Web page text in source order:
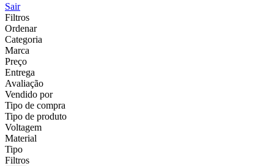
Sair
Filtros
Ordenar
Categoria
Marca
Preço
Entrega
Avaliação
Vendido por
Tipo de compra
Tipo de produto
Voltagem
Material
Tipo
Filtros